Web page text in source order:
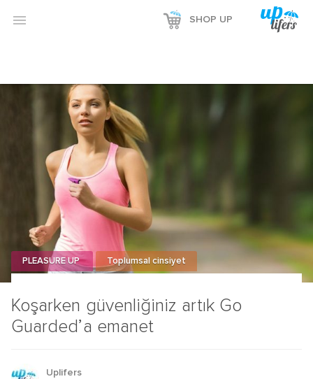
Reklamı Göster
Reklamı Gizle
 SHOP UP
Koşarken güvenliğiniz artık Go
Guarded’a emanet
PLEASURE UP Toplumsal cinsiyet
Uplifers